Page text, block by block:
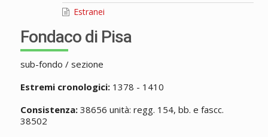
Estranei
Fondaco di Pisa
sub-fondo / sezione
Estremi cronologici:1378 - 1410
Consistenza:38656 unità: regg. 154, bb. e fascc.
38502